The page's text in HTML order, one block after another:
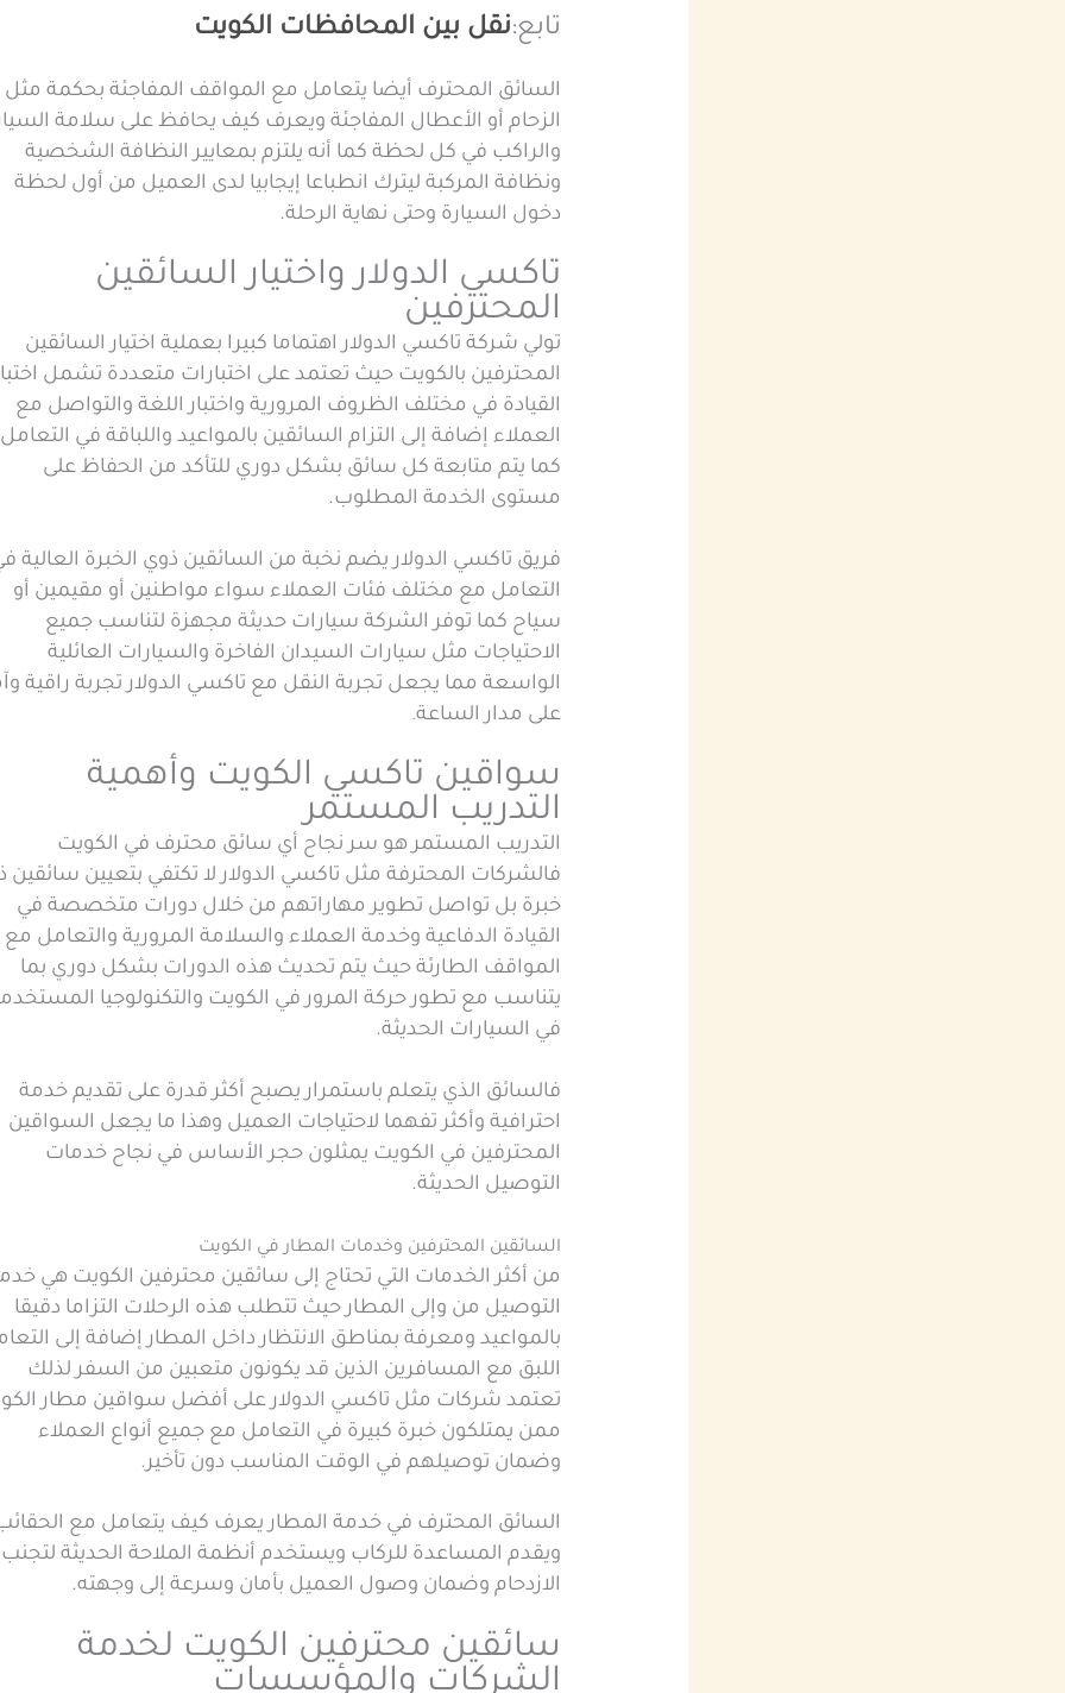
تابع:نقل بين المحافظات الكويت
السائق المحترف أيضا يتعامل مع المواقف المفاجئة بحكمة مثل
الزحام أو الأعطال المفاجئة ويعرف كيف يحافظ على سلامة
والراكب في كل لحظة كما أنه يلتزم بمعايير النظافة الشخصية
ونظافة المركبة ليترك انطباعا إيجابيا لدى العميل من أول لحظة
دخول السيارة وحتى نهاية الرحلة.
تاكسي الدولار واختيار السائقين
المحترفين
تولي شركة تاكسي الدولار اهتماما كبيرا بعملية اختيار السائقين
المحترفين بالكويت حيث تعتمد على اختبارات متعددة تشمل
القيادة في مختلف الظروف المرورية واختبار اللغة والتواصل مع
العملاء إضافة إلى التزام السائقين بالمواعيد واللباقة في التعامل
كما يتم متابعة كل سائق بشكل دوري للتأكد من الحفاظ على
مستوى الخدمة المطلوب.
فريق تاكسي الدولار يضم نخبة من السائقين ذوي الخبرة العالية
التعامل مع مختلف فئات العملاء سواء مواطنين أو مقيمين أو
سياح كما توفر الشركة سيارات حديثة مجهزة لتناسب جميع
الاحتياجات مثل سيارات السيدان الفاخرة والسيارات العائلية
الواسعة مما يجعل تجربة النقل مع تاكسي الدولار تجربة راقية
على مدار الساعة.
سواقين تاكسي الكويت وأهمية
التدريب المستمر
التدريب المستمر هو سر نجاح أي سائق محترف في الكويت
فالشركات المحترفة مثل تاكسي الدولار لا تكتفي بتعيين سائقين
خبرة بل تواصل تطوير مهاراتهم من خلال دورات متخصصة في
القيادة الدفاعية وخدمة العملاء والسلامة المرورية والتعامل مع
المواقف الطارئة حيث يتم تحديث هذه الدورات بشكل دوري بما
يتناسب مع تطور حركة المرور في الكويت والتكنولوجيا
في السيارات الحديثة.
فالسائق الذي يتعلم باستمرار يصبح أكثر قدرة على تقديم خدمة
احترافية وأكثر تفهما لاحتياجات العميل وهذا ما يجعل السواقين
المحترفين في الكويت يمثلون حجر الأساس في نجاح خدمات
التوصيل الحديثة.
السائقين المحترفين وخدمات المطار في الكويت
من أكثر الخدمات التي تحتاج إلى سائقين محترفين الكويت هي
التوصيل من وإلى المطار حيث تتطلب هذه الرحلات التزاما دقيقا
بالمواعيد ومعرفة بمناطق الانتظار داخل المطار إضافة إلى
اللبق مع المسافرين الذين قد يكونون متعبين من السفر لذلك
تعتمد شركات مثل تاكسي الدولار على أفضل سواقين مطار
ممن يمتلكون خبرة كبيرة في التعامل مع جميع أنواع العملاء
وضمان توصيلهم في الوقت المناسب دون تأخير.
السائق المحترف في خدمة المطار يعرف كيف يتعامل مع
ويقدم المساعدة للركاب ويستخدم أنظمة الملاحة الحديثة لتجنب
الازدحام وضمان وصول العميل بأمان وسرعة إلى وجهته.
سائقين محترفين الكويت لخدمة
الشركات والمؤسسات